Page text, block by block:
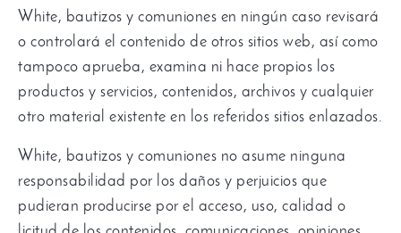
White, bautizos y comuniones en ningún caso revisará
o controlará el contenido de otros sitios web, así como
tampoco aprueba, examina ni hace propios los
productos y servicios, contenidos, archivos y cualquier
otro material existente en los referidos sitios enlazados.
White, bautizos y comuniones no asume ninguna
responsabilidad por los daños y perjuicios que
pudieran producirse por el acceso, uso, calidad o